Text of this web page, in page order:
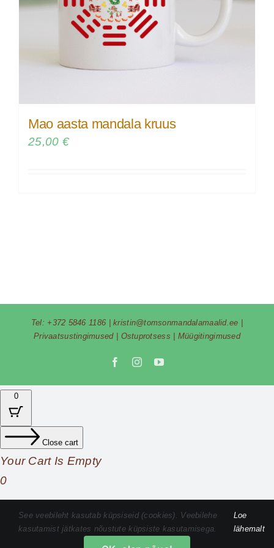
Mao aasta mandala kruus
25,00 €
Tel: +372 5846 1186 |kristin@tomsonmandalamaalid.ee
Privaatsustingimused| Ostuprotsess Müügitingimused
FacebookInstagramYouTube
0
Close cart
Your Cart Is Empty
0
Check out our shop to see what's available
See veebileht kasutab küpsiseid (cookies). Veebilehe
kasutamist jätkates nõustute küpsiste kasutamisega.
Loe
lähemalt